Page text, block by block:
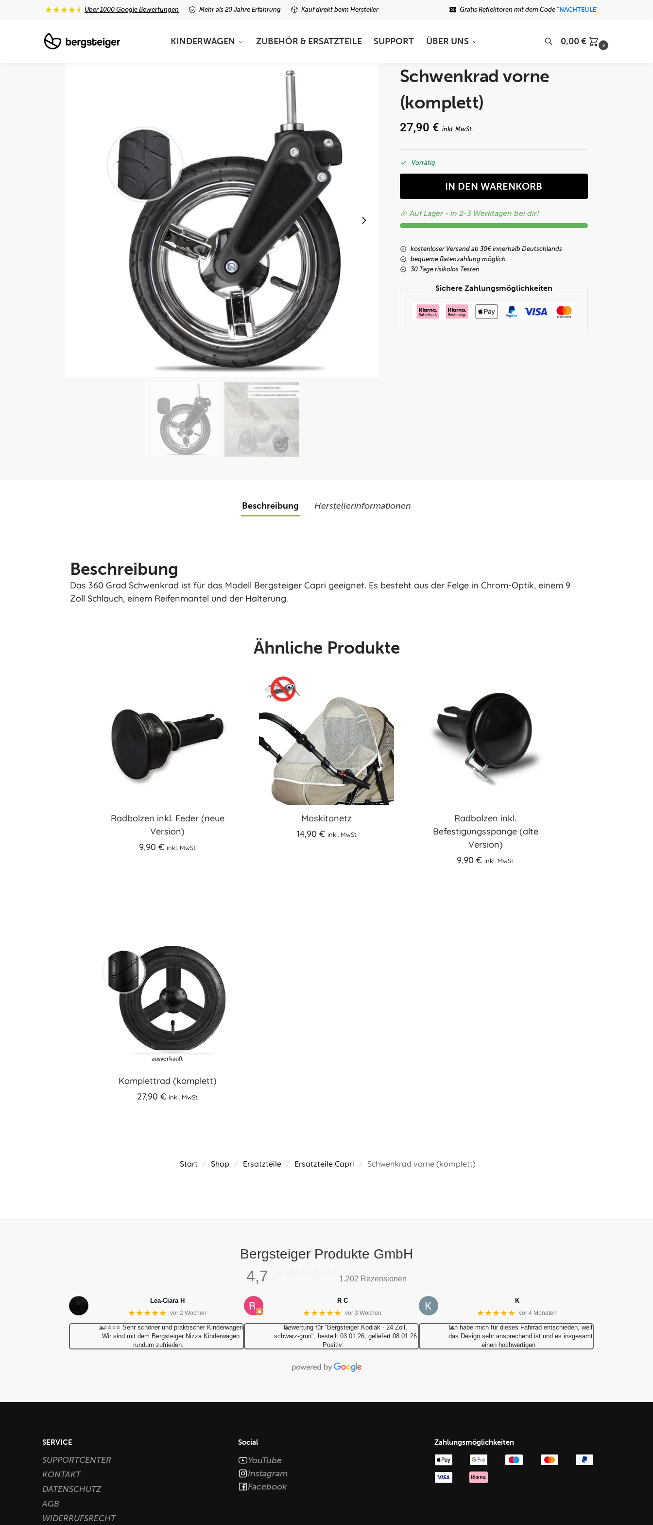
Über 1000 Google Bewertungen Mehr als 20 Jahre Erfahrung Kauf direkt beim Hersteller Gratis Reflektoren mit dem Code "NACHTEULE"
KINDERWAGEN ZUBEHÖR & ERSATZTEILE SUPPORT ÜBER UNS
Unsere neuesten Produkte
0,00€ 0
Schwenkrad vorne
(komplett)
27,90 € inkl. MwSt.
Vorrätig
IN DEN WARENKORB
🎉 Auf Lager - in 2-3 Werktagen bei dir!
kostenloser Versand ab 30€ innerhalb Deutschlands
bequeme Ratenzahlung möglich
30 Tage risikolos Testen
Sichere Zahlungsmöglichkeiten
Beschreibung Herstellerinformationen
Beschreibung
Das 360 Grad Schwenkrad ist für das Modell Bergsteiger Capri geeignet. Es besteht aus der Felge in Chrom-Optik, einem 9
Zoll Schlauch, einem Reifenmantel und der Halterung.
Ähnliche Produkte
Radbolzen inkl. Feder (neue
Version)
9,90 € inkl. MwSt.
Moskitonetz
14,90 € inkl. MwSt.
Radbolzen inkl.
Befestigungsspange (alte
Version)
9,90€ inkl. MwSt.
ausverkauft
Komplettrad (komplett)
27,90 € inkl. MwSt.
Start / Shop / Ersatzteile / Ersatzteile Capri / Schwenkrad vorne (komplett)
Bergsteiger Produkte GmbH
4,7 1.202 Rezensionen
Lea-Ciara H
★★★★★ vor 2 Wochen
⭐⭐⭐⭐⭐ Sehr schöner und praktischer Kinderwagen
Wir sind mit dem Bergsteiger Nizza Kinderwagen
rundum zufrieden.
R C
★★★★★ vor 3 Wochen
Bewertung für "Bergsteiger Kodiak - 24 Zoll,
schwarz-grün", bestellt 03.01.26, geliefert 08.01.26
Positiv:
K
★★★★★ vor 4 Monaten
Ich habe mich für dieses Fahrrad entschieden, weil
das Design sehr ansprechend ist und es insgesamt
einen hochwertigen
SERVICE
SUPPORTCENTER
KONTAKT
DATENSCHUTZ
AGB
WIDERRUFSRECHT
Social
YouTube
Instagram
Facebook
Zahlungsmöglichkeiten